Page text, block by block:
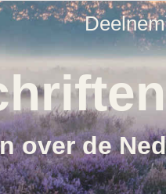
over de